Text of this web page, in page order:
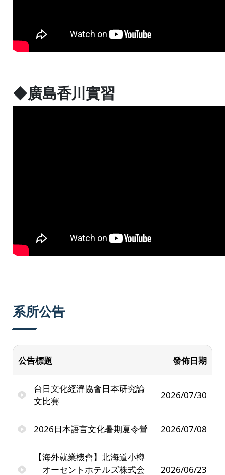
◆廣島香川實習
系所公告
公告標題 發佈日期
台日文化經濟協會日本研究論
文比賽
2026/07/30
2026日本語言文化暑期夏令營 2026/07/08
【海外就業機會】北海道小樽
「オーセントホテルズ株式会
2026/06/23